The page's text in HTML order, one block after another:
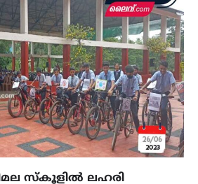
സ്കൂളിൽ ലഹരി